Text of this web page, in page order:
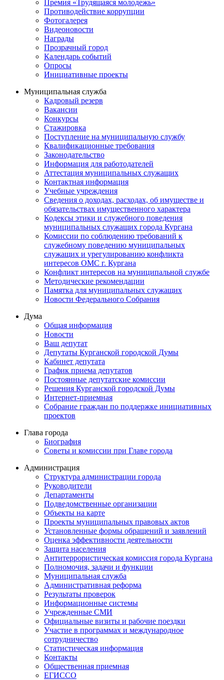
Премия «Трудящаяся молодежь»
Противодействие коррупции
Фотогалерея
Видеоновости
Награды
Прозрачный город
Календарь событий
Опросы
Инициативные проекты
Муниципальная служба
Кадровый резерв
Вакансии
Конкурсы
Стажировка
Поступление на муниципальную службу
Квалификационные требования
Законодательство
Информация для работодателей
Аттестация муниципальных служащих
Контактная информация
Учебные учреждения
Сведения о доходах, расходах, об имуществе и
обязательствах имущественного характера
Кодексы этики и служебного поведения
муниципальных служащих города Кургана
Комиссии по соблюдению требований к
служебному поведению муниципальных
служащих и урегулированию конфликта
интересов ОМС г. Кургана
Конфликт интересов на муниципальной службе
Методические рекомендации
Памятка для муниципальных служащих
Новости Федерального Cобрания
Дума
Общая информация
Новости
Ваш депутат
Депутаты Курганской городской Думы
Кабинет депутата
График приема депутатов
Постоянные депутатские комиссии
Решения Курганской городской Думы
Интернет-приемная
Собрание граждан по поддержке инициативных
проектов
Глава города
Биография
Советы и комиссии при Главе города
Администрация
Структура администрации города
Руководители
Департаменты
Подведомственные организации
Объекты на карте
Проекты муниципальных правовых актов
Установленные формы обращений и заявлений
Оценка эффективности деятельности
Защита населения
Антитеррористическая комиссия города Кургана
Полномочия, задачи и функции
Муниципальная служба
Административная реформа
Результаты проверок
Информационные системы
Учрежденные СМИ
Официальные визиты и рабочие поездки
Участие в программах и международное
сотрудничество
Статистическая информация
Контакты
Общественная приемная
ЕГИССО